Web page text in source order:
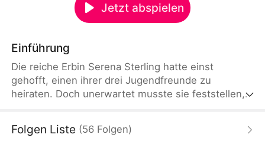
Jetzt abspielen
Einführung
Die reiche Erbin Serena Sterling hatte einst
gehofft, einen ihrer drei Jugendfreunde zu
heiraten. Doch unerwartet musste sie feststellen,
kriegen, und dass ihre wahren Gefühle eigentlich
Folgen Liste (56 Folgen)